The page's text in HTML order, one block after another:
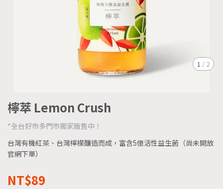
1 / 2
檸萃 Lemon Crush
*全台好市多門市獨家販售中！
台灣有機紅茶、台灣檸檬釀造而成，富含5億活性益生菌（尚未開放
官網下單）
NT$89